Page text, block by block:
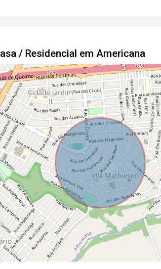
/ Residencial em Americana